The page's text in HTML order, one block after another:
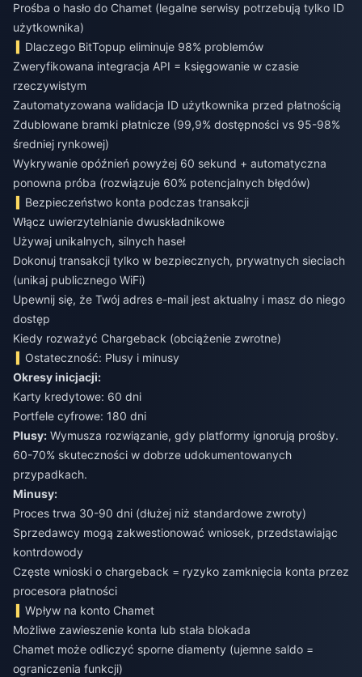
Prośba o hasło do Chamet (legalne serwisy potrzebują tylko ID
użytkownika)
Dlaczego BitTopup eliminuje 98% problemów
Zweryfikowana integracja API = księgowanie w czasie
rzeczywistym
Zautomatyzowana walidacja ID użytkownika przed płatnością
Zdublowane bramki płatnicze (99,9% dostępności vs 95-98%
średniej rynkowej)
Wykrywanie opóźnień powyżej 60 sekund + automatyczna
ponowna próba (rozwiązuje 60% potencjalnych błędów)
Bezpieczeństwo konta podczas transakcji
Włącz uwierzytelnianie dwuskładnikowe
Używaj unikalnych, silnych haseł
Dokonuj transakcji tylko w bezpiecznych, prywatnych sieciach
(unikaj publicznego WiFi)
Upewnij się, że Twój adres e-mail jest aktualny i masz do niego
dostęp
Kiedy rozważyć Chargeback (obciążenie zwrotne)
Ostateczność: Plusy i minusy
Okresy inicjacji:
Karty kredytowe: 60 dni
Portfele cyfrowe: 180 dni
Plusy: Wymusza rozwiązanie, gdy platformy ignorują prośby.
60-70% skuteczności w dobrze udokumentowanych
przypadkach.
Minusy:
Proces trwa 30-90 dni (dłużej niż standardowe zwroty)
Sprzedawcy mogą zakwestionować wniosek, przedstawiając
kontrdowody
Częste wnioski o chargeback = ryzyko zamknięcia konta przez
procesora płatności
Wpływ na konto Chamet
Możliwe zawieszenie konta lub stała blokada
Chamet może odliczyć sporne diamenty (ujemne saldo =
ograniczenia funkcji)